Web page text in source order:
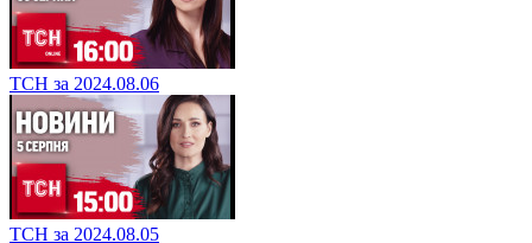
ТСН за 2024.08.06
ТСН за 2024.08.05